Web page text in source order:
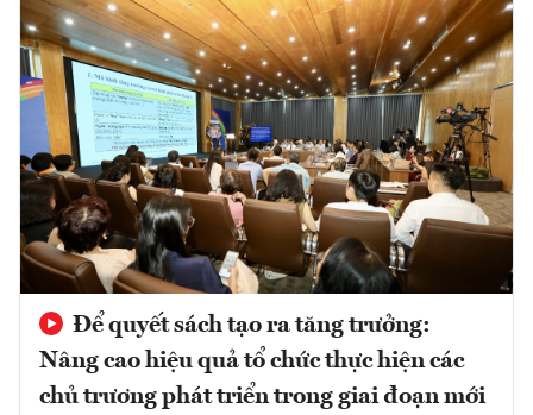
Để quyết sách tạo ra tăng trưởng:
Nâng cao hiệu quả tổ chức thực hiện các
chủ trương phát triển trong giai đoạn mới